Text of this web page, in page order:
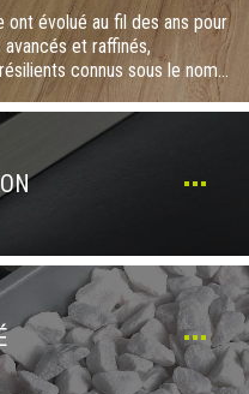
évolué au fil des ans pour
et raffinés,
connus sous le nom
de luxe”). Ces sols
à la pierre et sont des
de profilés résilients
qui conviennent le mieux
sur le marché. Les
ont été spécialement
s’adapter aux
de sol, même ceux
protéger les bords